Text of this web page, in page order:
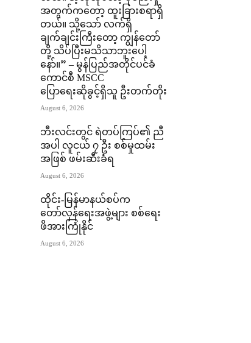
အတွက်ကတော့ ထူးခြားစရာရှိ
တယ်။ သို့သော် လက်ရှိ
ချက်ချင်းကြီးတော့ ကျွန်တော်
တို့ သိပ်ပြီးမသိသာဘူးပေါ့
နော်။” – မွန်ပြည်အတိုင်ပင်ခံ
ကောင်စီ MSCC
ပြောရေးဆိုခွင့်ရှိသူ ဦးတက်တိုး
August 6, 2026
ဘီးလင်းတွင် ရဲတပ်ကြပ်၏ ညီ
အပါ လူငယ် ၇ ဦး စစ်မှုထမ်း
အဖြစ် ဖမ်းဆီးခံရ
August 6, 2026
ထိုင်း-မြန်မာနယ်စပ်က
တော်လှန်ရေးအဖွဲ့များ စစ်ရေး
ဖိအားကြုံနိုင်
August 6, 2026